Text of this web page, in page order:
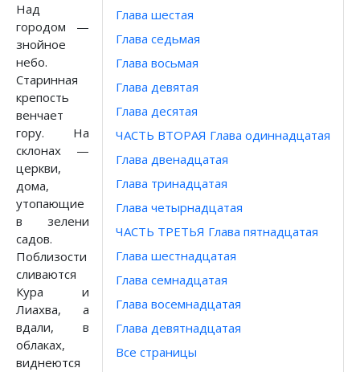
Глава шестая
Глава седьмая
Глава восьмая
Глава девятая
Глава десятая
ЧАСТЬ ВТОРАЯ Глава одиннадцатая
Глава двенадцатая
Глава тринадцатая
Глава четырнадцатая
ЧАСТЬ ТРЕТЬЯ Глава пятнадцатая
Глава шестнадцатая
Глава семнадцатая
Глава восемнадцатая
Глава девятнадцатая
Все страницы
Над
городом —
знойное
небо.
Старинная
крепость
венчает
гору. На
склонах —
церкви,
дома,
утопающие
в зелени
садов.
Поблизости
сливаются
Кура и
Лиахва, а
вдали, в
облаках,
виднеются